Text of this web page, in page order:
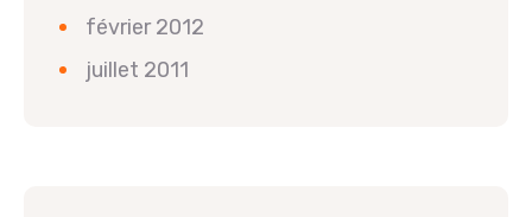
février 2012
juillet 2011